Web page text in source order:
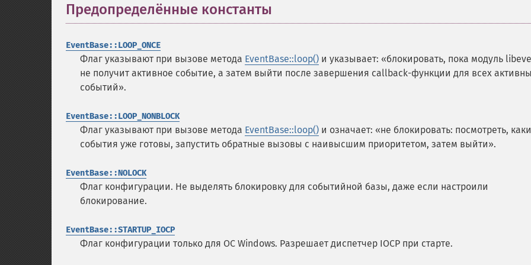
Предопределённые константы
EventBase::LOOP_ONCE
Флаг указывают при вызове метода EventBase::loop() и указывает: «блокировать, пока модуль
не получит активное событие, а затем выйти после завершения callback-функции для всех
событий».
EventBase::LOOP_NONBLOCK
Флаг указывают при вызове метода EventBase::loop() и означает: «не блокировать: посмотреть,
события уже готовы, запустить обратные вызовы с наивысшим приоритетом, затем выйти».
EventBase::NOLOCK
Флаг конфигурации. Не выделять блокировку для событийной базы, даже если настроили
блокирование.
EventBase::STARTUP_IOCP
Флаг конфигурации только для ОС Windows. Разрешает диспетчер IOCP при старте.